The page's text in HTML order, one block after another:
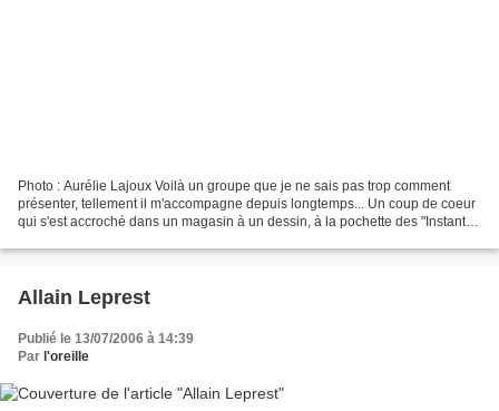
Photo : Aurélie Lajoux Voilà un groupe que je ne sais pas trop comment
présenter, tellement il m'accompagne depuis longtemps... Un coup de coeur
qui s'est accroché dans un magasin à un dessin, à la pochette des "Instants
Allain Leprest
Publié le 13/07/2006 à 14:39
Par l'oreille